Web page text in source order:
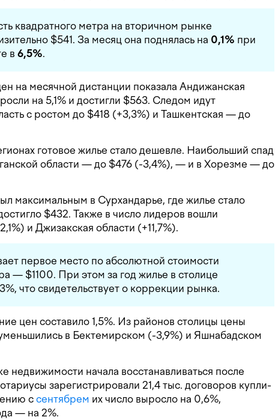
квадратного метра на вторичном рынке
$541. За месяц она поднялась на 0,1% при
в 6,5%.
на месячной дистанции показала Андижанская
на 5,1% и достигли $563. Следом идут
с ростом до $418 (+3,3%) и Ташкентская — до
готовое жилье стало дешевле. Наибольший спад
области — до $476 (-3,4%), — и в Хорезме — до
максимальным в Сурхандарье, где жилье стало
$432. Также в число лидеров вошли
и Джизакская области (+11,7%).
первое место по абсолютной стоимости
— $1100. При этом за год жилье в столице
что свидетельствует о коррекции рынка.
цен составило 1,5%. Из районов столицы цены
в Бектемирском (-3,9%) и Яшнабадском
недвижимости начала восстанавливаться после
зарегистрировали 21,4 тыс. договоров купли-
ссентябрем их число выросло на 0,6%,
— на 2%.